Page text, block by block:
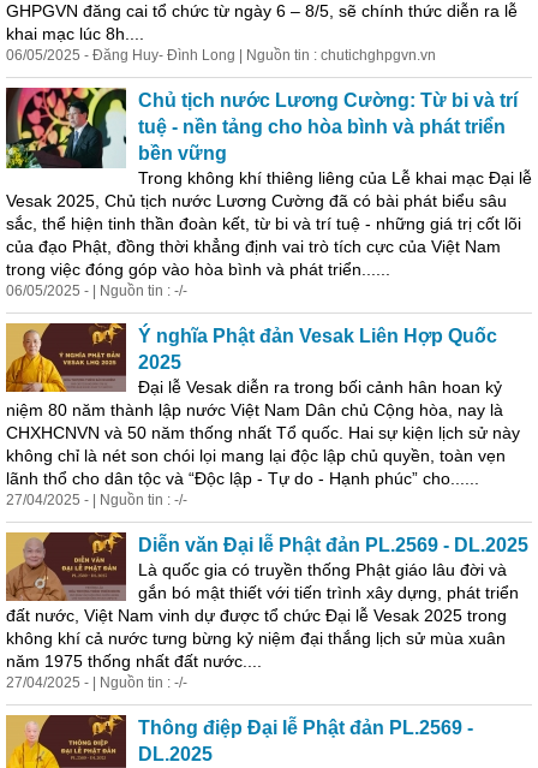
GHPGVN đăng cai tổ chức từ ngày 6 – 8/5, sẽ chính thức diễn ra lễ
khai mạc lúc 8h....
06/05/2025 - Đăng Huy- Đình Long | Nguồn tin : chutichghpgvn.vn
Chủ tịch nước Lương Cường: Từ bi và trí
tuệ - nền tảng cho hòa bình và phát triển
bền vững
Trong không khí thiêng liêng của Lễ khai mạc Đại lễ
Vesak 2025, Chủ tịch nước Lương Cường đã có bài phát biểu sâu
sắc, thể hiện tinh thần đoàn kết, từ bi và trí tuệ - những giá trị cốt lõi
của đạo Phật , đồng thời khẳng định vai trò tích cực của Việt Nam
trong việc đóng góp vào hòa bình và phát triển......
06/05/2025 - | Nguồn tin : -/-
Ý nghĩa Phật đản Vesak Liên Hợp Quốc
2025
Đại lễ Vesak diễn ra trong bối cảnh hân hoan kỷ
niệm 80 năm thành lập nước Việt Nam Dân chủ Cộng hòa, nay là
CHXHCNVN và 50 năm thống nhất Tổ quốc. Hai sự kiện lịch sử này
không chỉ là nét son chói lọi mang lại độc lập chủ quyền, toàn vẹn
lãnh thổ cho dân tộc và “Độc lập - Tự do - Hạnh phúc” cho......
27/04/2025 - | Nguồn tin : -/-
Diễn văn Đại lễ Phật đản PL.2569 - DL.2025
Là quốc gia có truyền thống Phật giáo lâu đời và
gắn bó mật thiết với tiến trình xây dựng, phát triển
đất nước, Việt Nam vinh dự được tổ chức Đại lễ Vesak 2025 trong
không khí cả nước tưng bừng kỷ niệm đại thắng lịch sử mùa xuân
năm 1975 thống nhất đất nước....
27/04/2025 - | Nguồn tin : -/-
Thông điệp Đại lễ Phật đản PL.2569 -
DL.2025